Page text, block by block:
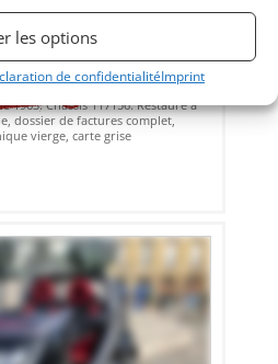
les options
de confidentialitéImprint
390 vues
1963. Châssis 117156. Restauré à
dossier de factures complet,
vierge, carte grise